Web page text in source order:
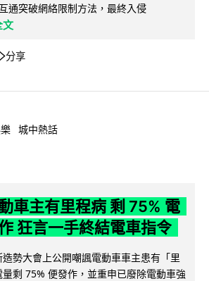
通突破網絡限制方法，最終入侵
文
分享
城中熱話
車主有里程病 剩 75% 電
狂言一手終結電車指令
勢大會上公開嘲諷電動車車主患有「里
剩 75% 便發作，並重申已廢除電動車強